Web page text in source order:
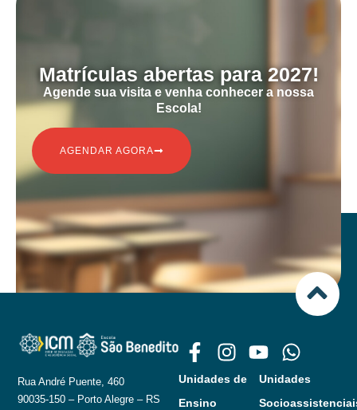
ㅤㅤMatrículas abertas para 2027!
ㅤㅤㅤㅤAgende sua visita e venha conhecer a nossa
Escola!
AGENDAR AGORA
Rua André Puente, 460
90035-150 – Porto Alegre – RS
Unidades de
Ensino
Unidades